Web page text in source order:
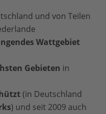
und von Teilen
Wattgebiet
Gebieten in
(in Deutschland
) und seit 2009 auch